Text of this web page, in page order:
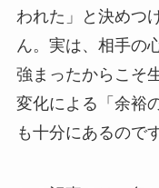
われた」と決めつ
ん。実は、相手の
強まったからこそ
変化による「余裕
も十分にあるのです